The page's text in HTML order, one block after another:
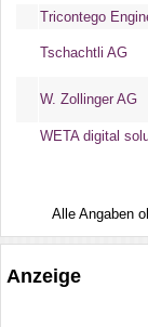
Tricontego
Tschachtli AG
W. Zollinger AG
WETA digital
Alle Angaben
Anzeige